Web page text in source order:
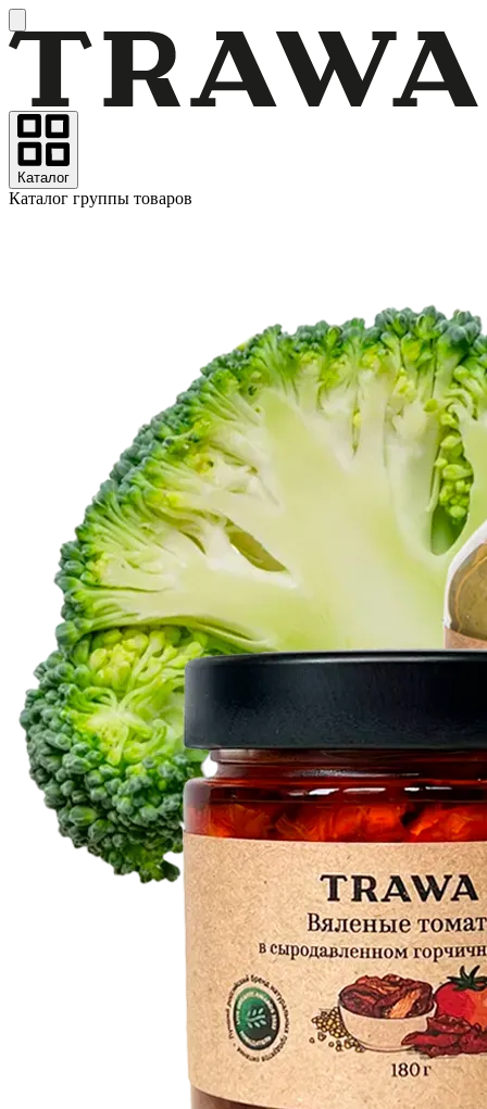
Каталог
Каталог группы товаров